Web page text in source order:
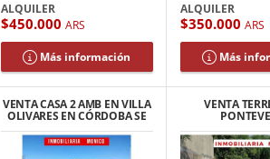
ALQUILER
$450.000 ARS
Más información
ALQUILER
$350.000 ARS
Más
VENTA CASA 2 AMB EN VILLA
OLIVARES EN CÓRDOBA SE
PERMUTA
VENTA